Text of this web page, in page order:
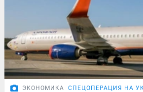
ЭКОНОМИКА СПЕЦОПЕРАЦИЯ НА